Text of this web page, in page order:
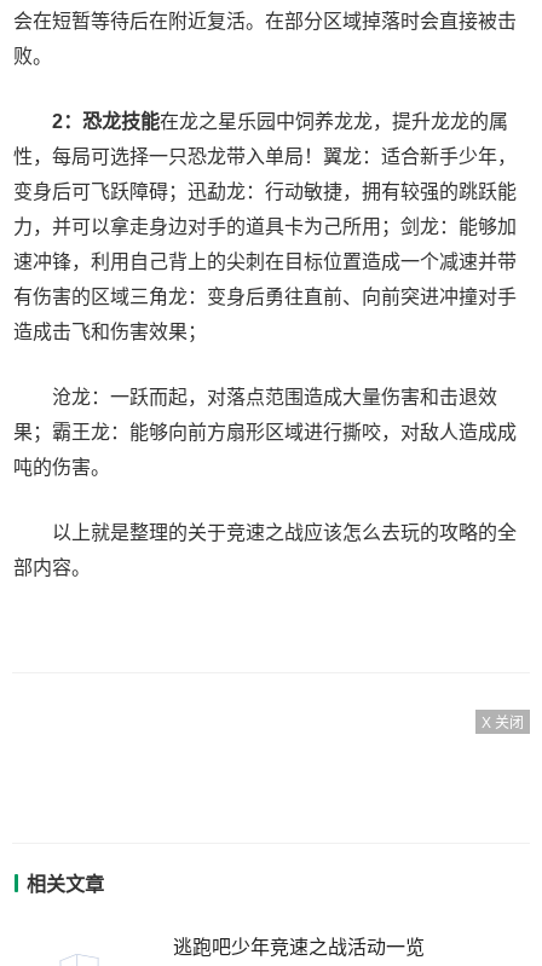
会在短暂等待后在附近复活。在部分区域掉落时会直接被击
败。
2：恐龙技能在龙之星乐园中饲养龙龙，提升龙龙的属
性，每局可选择一只恐龙带入单局！翼龙：适合新手少年，
变身后可飞跃障碍；迅勐龙：行动敏捷，拥有较强的跳跃能
力，并可以拿走身边对手的道具卡为己所用；剑龙：能够加
速冲锋，利用自己背上的尖刺在目标位置造成一个减速并带
有伤害的区域三角龙：变身后勇往直前、向前突进冲撞对手
造成击飞和伤害效果；
沧龙：一跃而起，对落点范围造成大量伤害和击退效
果；霸王龙：能够向前方扇形区域进行撕咬，对敌人造成成
吨的伤害。
以上就是整理的关于竞速之战应该怎么去玩的攻略的全
部内容。
X 关闭
相关文章
逃跑吧少年竞速之战活动一览